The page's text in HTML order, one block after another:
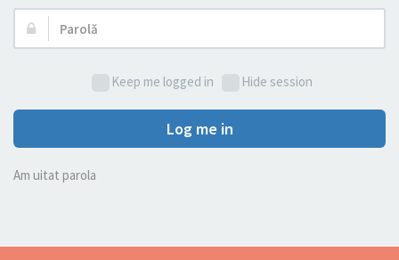
Parolă:
Keep me logged in Hide session
Log me in
Am uitat parola